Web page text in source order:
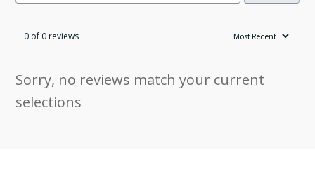
0 of 0 reviews
Sorry, no reviews match your current
selections